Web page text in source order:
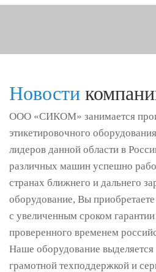
Новости
ООО «СИКОМ» занимается
этикетировочного
лидеров данной области в
различных машин успешно
странах ближнего и дальнего
оборудование, Вы
с увеличенным сроком
проверенного временем
Наше оборудование
грамотной техподдержкой и